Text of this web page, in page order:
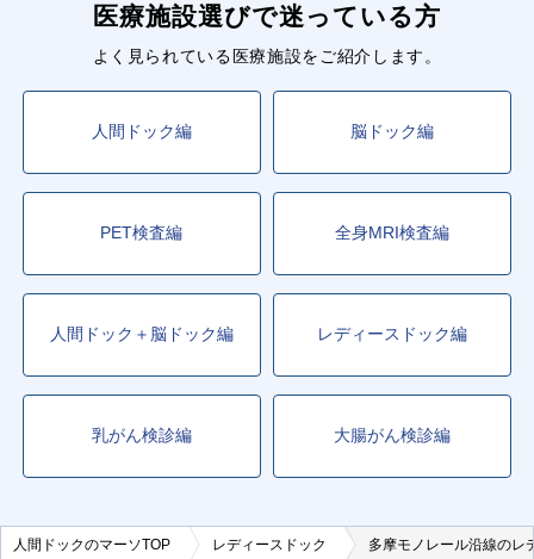
医療施設選びで迷っている方
よく見られている医療施設をご紹介します。
人間ドック編 脳ドック編
PET検査編 全身MRI検査編
人間ドック＋脳ドック編 レディースドック編
乳がん検診編 大腸がん検診編
人間ドックのマーソTOP レディースドック 多摩モノレール沿線のレ